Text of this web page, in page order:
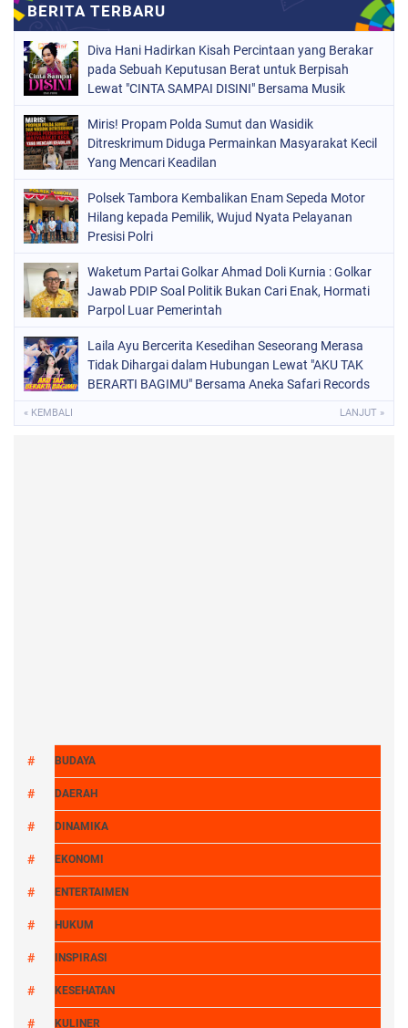
Diva Hani Hadirkan Kisah Percintaan yang Berakar
pada Sebuah Keputusan Berat untuk Berpisah
Lewat "CINTA SAMPAI DISINI" Bersama Musik
Miris! Propam Polda Sumut dan Wasidik
Ditreskrimum Diduga Permainkan Masyarakat Kecil
Yang Mencari Keadilan
Polsek Tambora Kembalikan Enam Sepeda Motor
Hilang kepada Pemilik, Wujud Nyata Pelayanan
Presisi Polri
Waketum Partai Golkar Ahmad Doli Kurnia : Golkar
Jawab PDIP Soal Politik Bukan Cari Enak, Hormati
Parpol Luar Pemerintah
Laila Ayu Bercerita Kesedihan Seseorang Merasa
Tidak Dihargai dalam Hubungan Lewat "AKU TAK
BERARTI BAGIMU" Bersama Aneka Safari Records
« KEMBALI LANJUT »
BUDAYA
DAERAH
DINAMIKA
EKONOMI
ENTERTAIMEN
HUKUM
INSPIRASI
KESEHATAN
KULINER